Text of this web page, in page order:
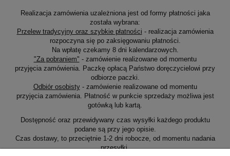
Realizacja zamówienia uzależniona jest od formy płatności jaka
została wybrana:
Przelew tradycyjny oraz szybkie płatności - realizacja zamówienia
rozpoczyna się po zaksięgowaniu płatności.
Na wpłatę czekamy 8 dni kalendarzowych.
"Za pobraniem" - zamówienie realizowane od momentu
przyjęcia zamówienia. Paczkę opłacą Państwo doręczycielowi przy
odbiorze paczki.
Odbiór osobisty- zamówienie realizowane od momentu
przyjęcia zamówienia. Płatność w punkcie sprzedaży możliwa jest
gotówką lub kartą.
Dostępność oraz przewidywany czas wysyłki każdego produktu
podane są przy jego opisie.
Czas dostawy, to przeciętnie 1-2 dni robocze, od momentu nadania
przesyłki.